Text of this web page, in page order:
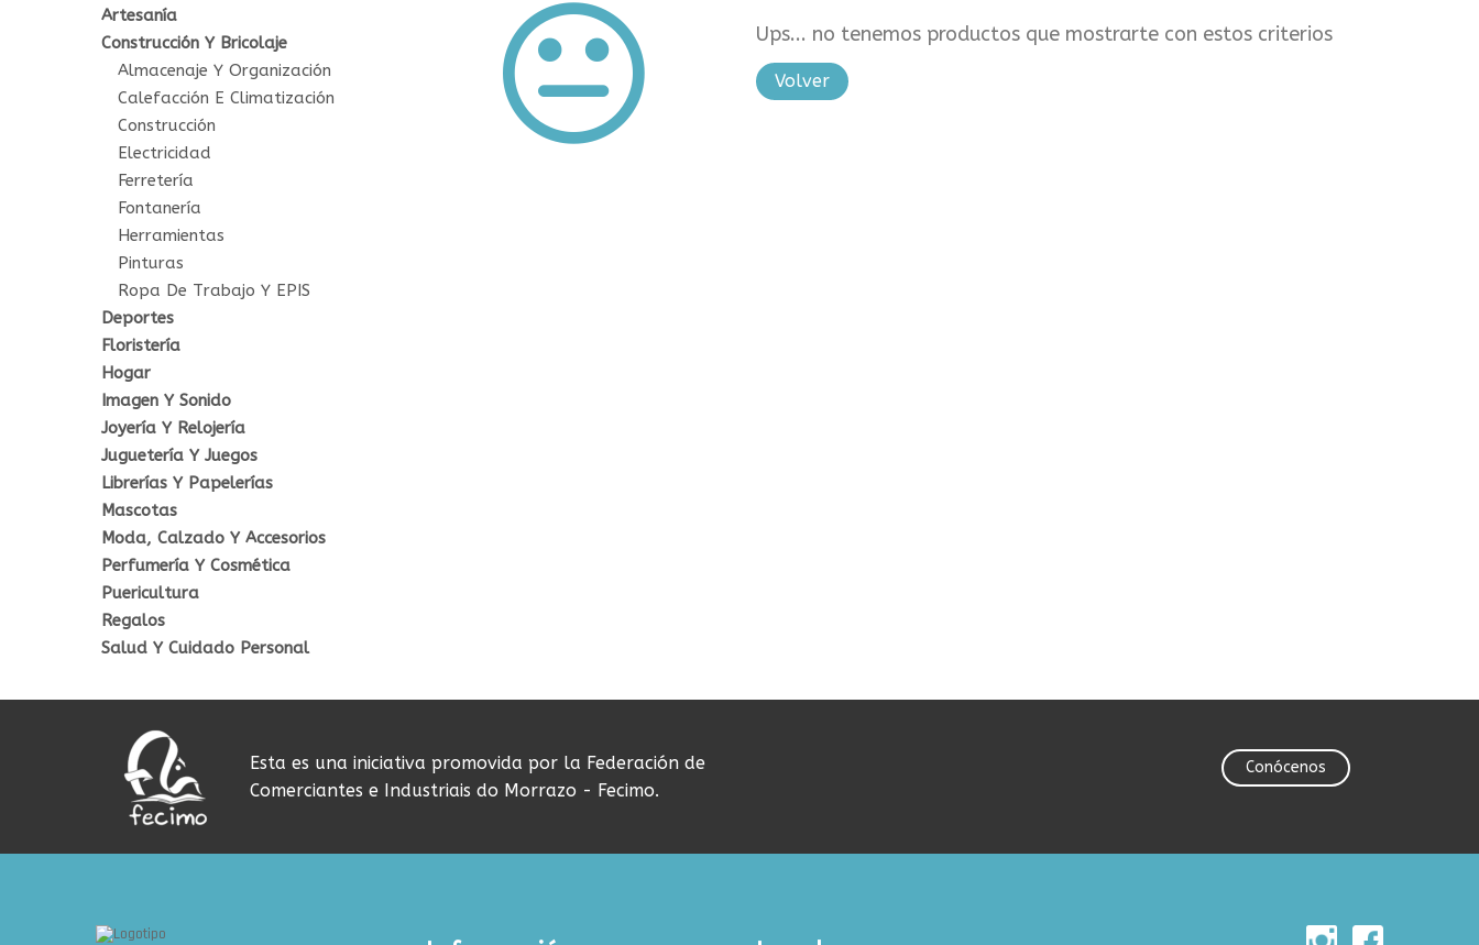
Artesanía
Construcción Y Bricolaje
Almacenaje Y Organización
Calefacción E Climatización
Construcción
Electricidad
Ferretería
Fontanería
Herramientas
Pinturas
Ropa De Trabajo Y EPIS
Deportes
Floristería
Hogar
Imagen Y Sonido
Joyería Y Relojería
Juguetería Y Juegos
Librerías Y Papelerías
Mascotas
Moda, Calzado Y Accesorios
Perfumería Y Cosmética
Puericultura
Regalos
Salud Y Cuidado Personal
Ups... no tenemos productos que mostrarte con estos criterios
Volver
Esta es una iniciativa promovida por la Federación de
Comerciantes e Industriais do Morrazo - Fecimo.
Conócenos